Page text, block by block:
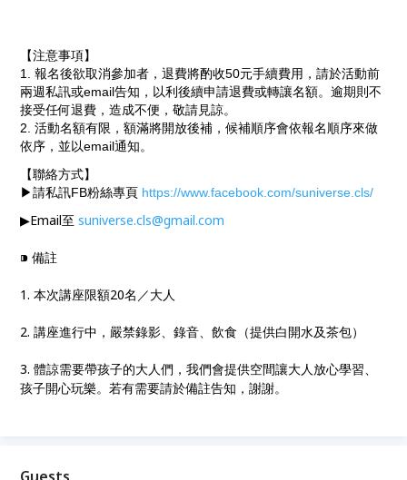
【注意事項】
1. 報名後欲取消參加者，退費將酌收50元手續費用，請於活動前
兩週私訊或email告知，以利後續申請退費或轉讓名額。逾期則不
接受任何退費，造成不便，敬請見諒。
2. 活動名額有限，額滿將開放後補，候補順序會依報名順序來做
依序，並以email通知。
【聯絡方式】
▶︎請私訊FB粉絲專頁 https://www.facebook.com/suniverse.cls/
▶︎Email至suniverse.cls@gmail.com
⁍ 備註
1. 本次講座限額20名／大人
2. 講座進行中，嚴禁錄影、錄音、飲食（提供白開水及茶包）
3. 體諒需要帶孩子的大人們，我們會提供空間讓大人放心學習、
孩子開心玩樂。若有需要請於備註告知，謝謝。